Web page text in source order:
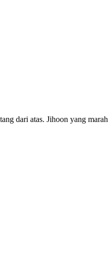
dari atas. Jihoon yang